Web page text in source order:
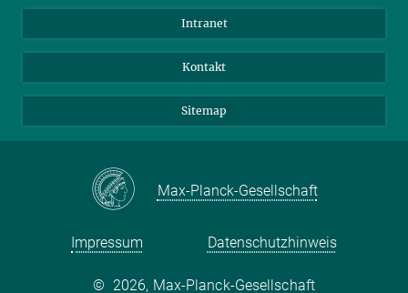
LinkedIn
Intranet
Kontakt
Sitemap
Max-Planck-Gesellschaft
Impressum Datenschutzhinweis
© 2026, Max-Planck-Gesellschaft